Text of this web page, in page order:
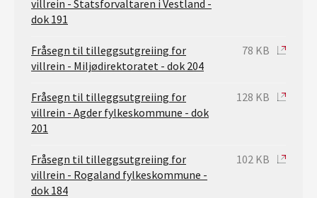
villrein - Statsforvaltaren i Vestland -
dok 191
Fråsegn til tilleggsutgreiing for
villrein - Miljødirektoratet - dok 204
78 KB
Fråsegn til tilleggsutgreiing for
villrein - Agder fylkeskommune - dok
201
128 KB
Fråsegn til tilleggsutgreiing for
villrein - Rogaland fylkeskommune -
dok 184
102 KB